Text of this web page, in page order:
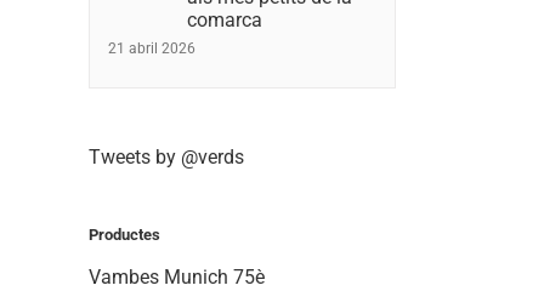
comarca
21 abril 2026
Tweets by @verds
Productes
Vambes Munich 75è